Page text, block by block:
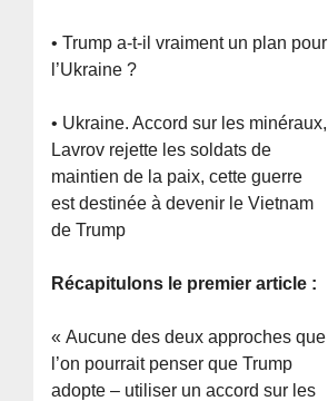
• Trump a-t-il vraiment un plan pour
l’Ukraine ?
• Ukraine. Accord sur les minéraux,
Lavrov rejette les soldats de
maintien de la paix, cette guerre
est destinée à devenir le Vietnam
de Trump
Récapitulons le premier article :
« Aucune des deux approches que
l’on pourrait penser que Trump
adopte – utiliser un accord sur les